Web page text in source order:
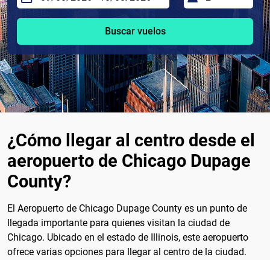
Buscar vuelos
¿Cómo llegar al centro desde el
aeropuerto de Chicago Dupage
County?
El Aeropuerto de Chicago Dupage County es un punto de
llegada importante para quienes visitan la ciudad de
Chicago. Ubicado en el estado de Illinois, este aeropuerto
ofrece varias opciones para llegar al centro de la ciudad.